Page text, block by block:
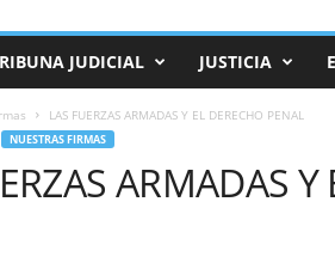
JUDICIAL JUSTICIA
LAS FUERZAS ARMADAS Y EL DERECHO PENAL
NUESTRAS FIRMAS
ARMADAS Y